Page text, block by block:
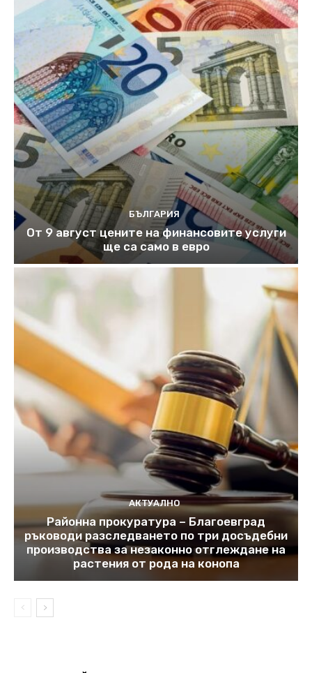
БЪЛГАРИЯ
От 9 август цените на финансовите услуги
ще са само в евро
АКТУАЛНО
Районна прокуратура – Благоевград
ръководи разследването по три досъдебни
производства за незаконно отглеждане на
растения от рода на конопа